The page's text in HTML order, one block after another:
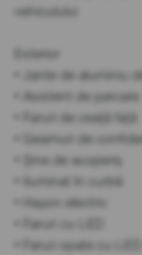
vehiculului
Exterior
• Jante de aluminiu
• Asistent de parcare
• Faruri de ceață față
• Geamuri de
• Șine de acoperiș
• Iluminat în curbă
• Hayon electric
• Faruri cu LED
• Faruri spate cu